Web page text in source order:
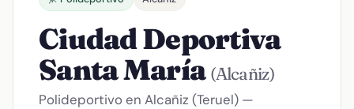
Ciudad Deportiva
Santa María (Alcañiz)
Polideportivo en Alcañiz (Teruel) —